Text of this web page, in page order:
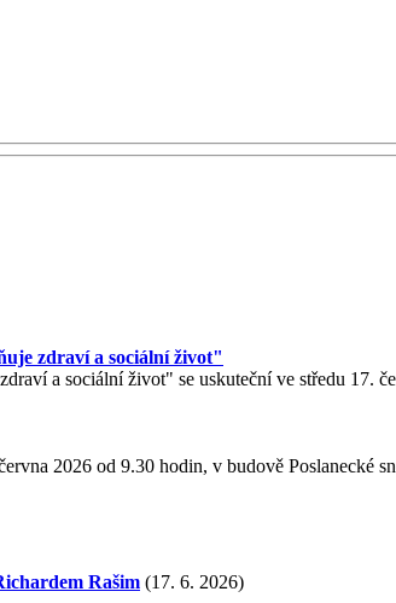
zdraví a sociální život"
a sociální život" se uskuteční ve středu 17.
2026 od 9.30 hodin, v budově Poslanecké
Rašim (17. 6. 2026)